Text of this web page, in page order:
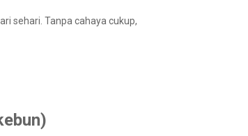
sehari. Tanpa cahaya cukup,